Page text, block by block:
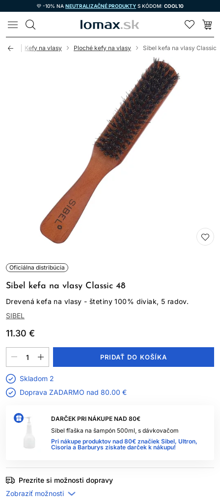
💜 -10% NA NEUTRALIZAČNÉ PRODUKTY S KÓDOM: COOL10
LOMAX
Kefy na vlasy Ploché kefy na vlasy Sibel kefa na vlasy Classic
Oficiálna distribúcia
Sibel kefa na vlasy Classic 48
Drevená kefa na vlasy - štetiny 100% diviak, 5 radov.
SIBEL
11.30 €
DARČEK PRI NÁKUPE NAD 80€
Sibel fľaška na šampón 500ml, s dávkovačom
Pri nákupe produktov nad 80€ značiek Sibel, Ultron,
Cisoria a Barburys získate darček k nákupu!
PRIDAŤ DO KOŠÍKA
Skladom 2
Doprava ZADARMO nad 80.00 €
Prezrite si možnosti dopravy